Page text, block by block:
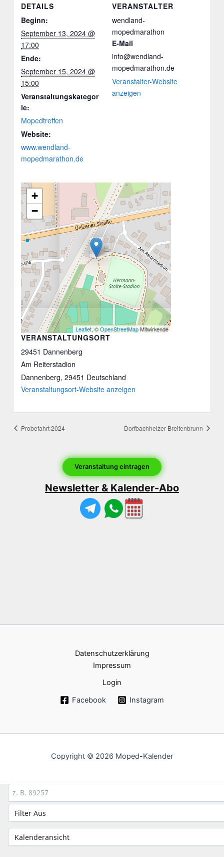
DETAILS
Beginn:
September 13, 2024 @
17:00
Ende:
September 15, 2024 @
15:00
Veranstaltungskategor
ie:
Mopedtreffen
Website:
www.wendland-
mopedmarathon.de
VERANSTALTER
wendland-
mopedmarathon
E-Mail
info@wendland-
mopedmarathon.de
Veranstalter-Website
anzeigen
VERANSTALTUNGSORT
29451 Dannenberg
Am Reiterstadion
Dannenberg, 29451 Deutschland
Veranstaltungsort-Website anzeigen
+
−
Leaflet, ©OpenStreetMapMitwirkende
Probefahrt 2024 Dorfbachheizer Breitenbrunn
Veranstaltung eintragen
Newsletter & Kalender-Abo
Datenschutzerklärung
Impressum
Login
Facebook
Instagram
Copyright © 2026 Moped-Kalender